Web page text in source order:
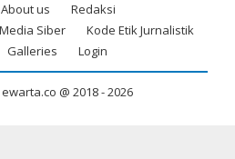
About us
Redaksi
Siber
Kode Etik Jurnalistik
Galleries Login
@ 2018 -2026